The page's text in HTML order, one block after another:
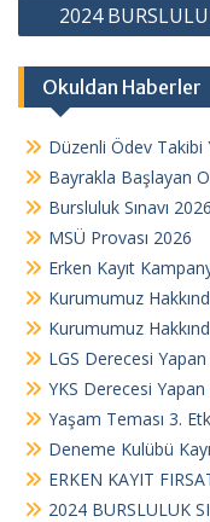
z
n
m
e
s
2024
Okuldan Haberler
Düzenli Ödev Takibi
Bayrakla Başlayan
Bursluluk Sınavı 2026
MSÜ Provası 2026
Erken Kayıt
Kurumumuz
Kurumumuz
LGS Derecesi
YKS Derecesi
Yaşam Teması 3.
Deneme Kulübü
ERKEN KAYIT
2024 BURSLULUK